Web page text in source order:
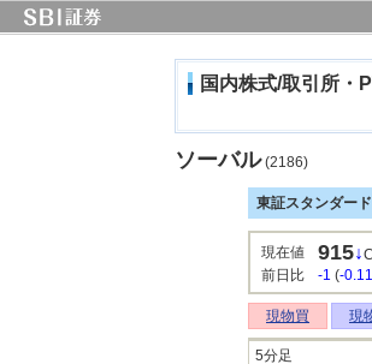
国内株式/取引所・
ソーバル(2186)
東証スタンダー
現在値 915↓C
前日比
-1 (-
現物買 現
5分足